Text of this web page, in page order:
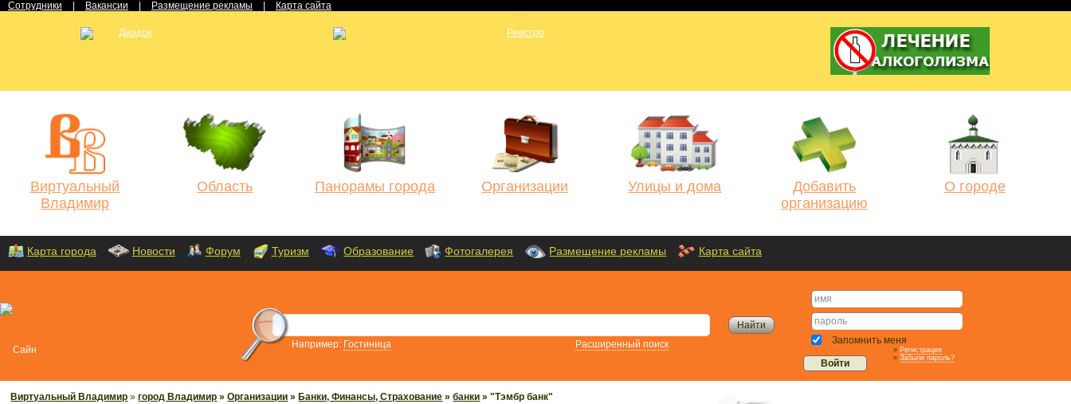
Сотрудники Вакансии Размещение рекламы Карта сайта
Виртуальный
Владимир
Область Панорамы города Организации Улицы и дома
Добавить
организацию
О городе
Карта города Новости Форум Туризм Образование Фотогалерея Размещение рекламы Карта сайта
Например: Гостиница Расширенный поиск Запомнить меня
» Регистрация
» Забыли пароль?
Виртуальный Владимир »город Владимир »Организации » Банки, Финансы, Страхование »банки » "Тэмбр банк"